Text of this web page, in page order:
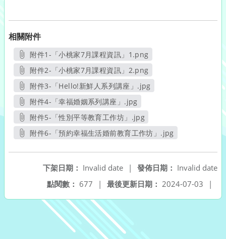
相關附件
附件1-「小桃家7月課程資訊」1.png
另開新視窗
附件2-「小桃家7月課程資訊」2.png
另開新視窗
附件3-「Hello!新鮮人系列講座」.jpg
另開新視窗
附件4-「幸福婚姻系列講座」.jpg
另開新視窗
附件5-「性別平等教育工作坊」.jpg
另開新視窗
附件6-「預約幸福生活婚前教育工作坊」.jpg
發佈日期： Invalid date
下架日期： Invalid date
|
最後更新日期： 2024-07-03 |
點閱數： 677 |